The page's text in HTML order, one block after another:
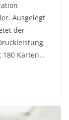
Ausgelegt
der
180 Karten…